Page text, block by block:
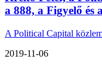
a 888, a Figyelő és
A Political Capital
2019-11-06